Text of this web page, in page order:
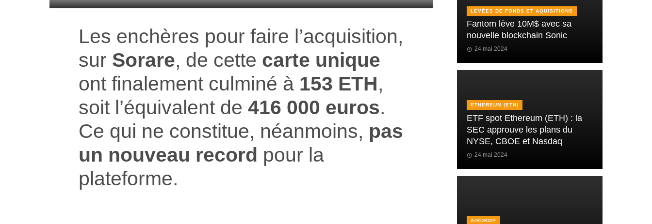
Les enchères pour faire l’acquisition,
sur Sorare, de cette carte unique
ont finalement culminé à 153 ETH,
soit l’équivalent de 416 000 euros.
Ce qui ne constitue, néanmoins, pas
un nouveau record pour la
plateforme.
LEVÉES DE FONDS ET AQUISITIONS
Fantom lève 10M$ avec sa
nouvelle blockchain Sonic
24 mai 2024
ETHEREUM (ETH)
ETF spot Ethereum (ETH) : la
SEC approuve les plans du
NYSE, CBOE et Nasdaq
24 mai 2024
AIRDROP